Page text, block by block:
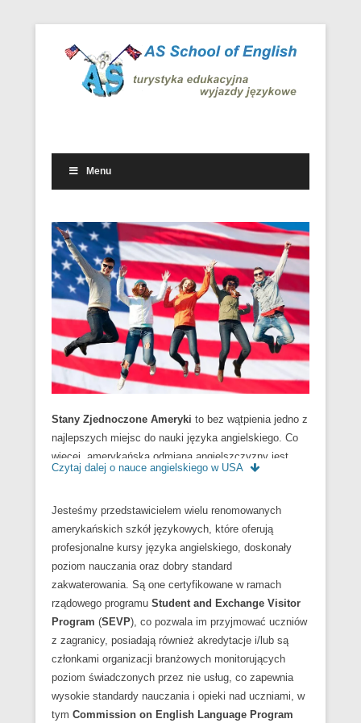
Menu
Stany Zjednoczone Ameryki to bez wątpienia jedno z
najlepszych miejsc do nauki języka angielskiego. Co
więcej, amerykańska odmiana angielszczyzny jest
najpopularniejsza na świecie – to ją słyszymy
British English, którego najpewniej uczyliśmy się lub
uczymy w szkole, jest nieco inny niż język, który
usłyszymy na amerykańskiej ulicy – z pewnością
zaskoczy nas akcent i fakt, że American English jest
prostszy od klasycznego angielskiego z Wielkiej
Brytanii. Standardy amerykańskich szkół są wzorem
dla wielu innych krajów – szczycą się one oferowaniem
najlepszych warunków do nauki i bardzo przyjaznym
podejściem do uczniów z zagranicy, a całe
społeczeństwo amerykańskie słynie z otwartości i
ogromnej tolerancji. Dzięki różnorodności kulturowej
tego olbrzymiego kraju wszyscy goście są tutaj mile
Czytaj dalej o nauce angielskiego w USA
Jesteśmy przedstawicielem wielu renomowanych
amerykańskich szkół językowych, które oferują
profesjonalne kursy języka angielskiego, doskonały
poziom nauczania oraz dobry standard
zakwaterowania. Są one certyfikowane w ramach
rządowego programu Student and Exchange Visitor
Program (SEVP), co pozwala im przyjmować uczniów
z zagranicy, posiadają również akredytacje i/lub są
członkami organizacji branżowych monitorujących
poziom świadczonych przez nie usług, co zapewnia
wysokie standardy nauczania i opieki nad uczniami, w
tym Commission on English Language Program